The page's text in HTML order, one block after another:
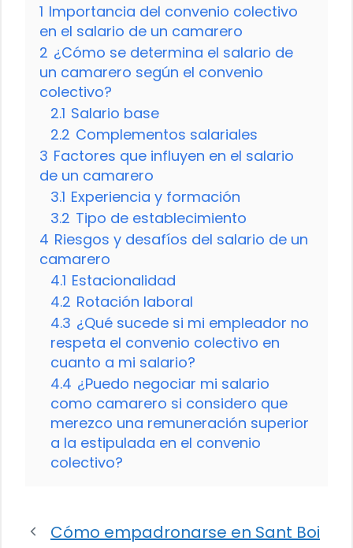
1 Importancia del convenio colectivo
en el salario de un camarero
2 ¿Cómo se determina el salario de
un camarero según el convenio
colectivo?
2.1 Salario base
2.2 Complementos salariales
3 Factores que influyen en el salario
de un camarero
3.1 Experiencia y formación
3.2 Tipo de establecimiento
4 Riesgos y desafíos del salario de un
camarero
4.1 Estacionalidad
4.2 Rotación laboral
4.3 ¿Qué sucede si mi empleador no
respeta el convenio colectivo en
cuanto a mi salario?
4.4 ¿Puedo negociar mi salario
como camarero si considero que
merezco una remuneración superior
a la estipulada en el convenio
colectivo?
Cómo empadronarse en Sant Boi